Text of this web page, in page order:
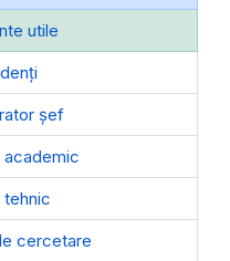
utile
șef
academic
tehnic
cercetare